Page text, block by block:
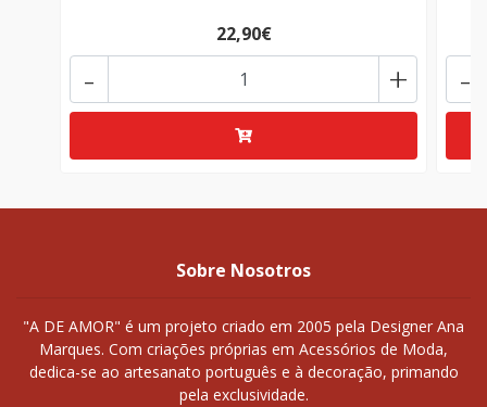
22,90€
+
- -
Sobre Nosotros
"A DE AMOR" é um projeto criado em 2005 pela Designer Ana
Marques. Com criações próprias em Acessórios de Moda,
dedica-se ao artesanato português e à decoração, primando
pela exclusividade.